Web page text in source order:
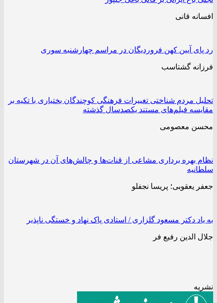
افسانه قانی
رد پای آیین کهن فروردیگان در مراسم چهارشنبه ‌سوری
فرزانه گشتاسب
تحلیل مردم ‌شناختی تغییرات فرهنگی کوچندگان بختیاری با تکیه بر
مقایسه فیلم‌های مستند یکصدسال گذشته
محسن معصومی
نظام بهره ‌برداری مشاعی از قنات‌ها و چالش‌های آن در شهرستان
سلطانیه
جعفر یعقوبی؛ پریسا نجفلو
به یاد دکتر مسعود گلزاری / استادی پاک نهاد و خستگی ناپذیر
جلال الدین رفیع فر
نشریه